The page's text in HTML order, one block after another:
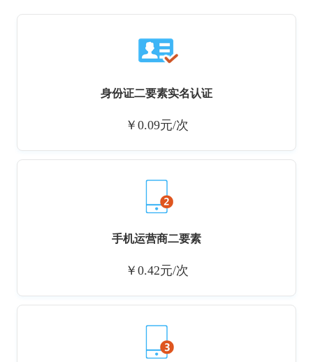
身份证二要素实名认证
￥0.09元/次
手机运营商二要素
￥0.42元/次